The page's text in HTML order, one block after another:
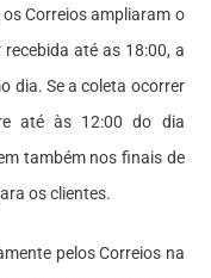
Correios ampliaram o
até as 18:00, a
dia. Se a coleta ocorrer
até às 12:00 do dia
também nos finais de
os clientes.
pelos Correios na